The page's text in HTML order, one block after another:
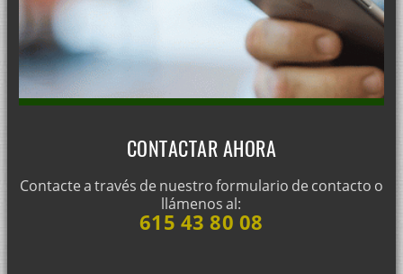
CONTACTAR AHORA
Contacte a través de nuestro formulario de contacto o
llámenos al:
615 43 80 08